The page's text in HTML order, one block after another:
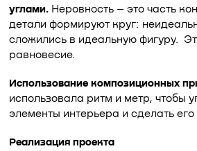
углами.Неровность – это часть
детали формируют круг:
сложились в идеальную фигуру.
равновесие.
Использование композиционных
использовала ритм и метр, чтобы
элементы интерьера и сделать
Реализация проекта